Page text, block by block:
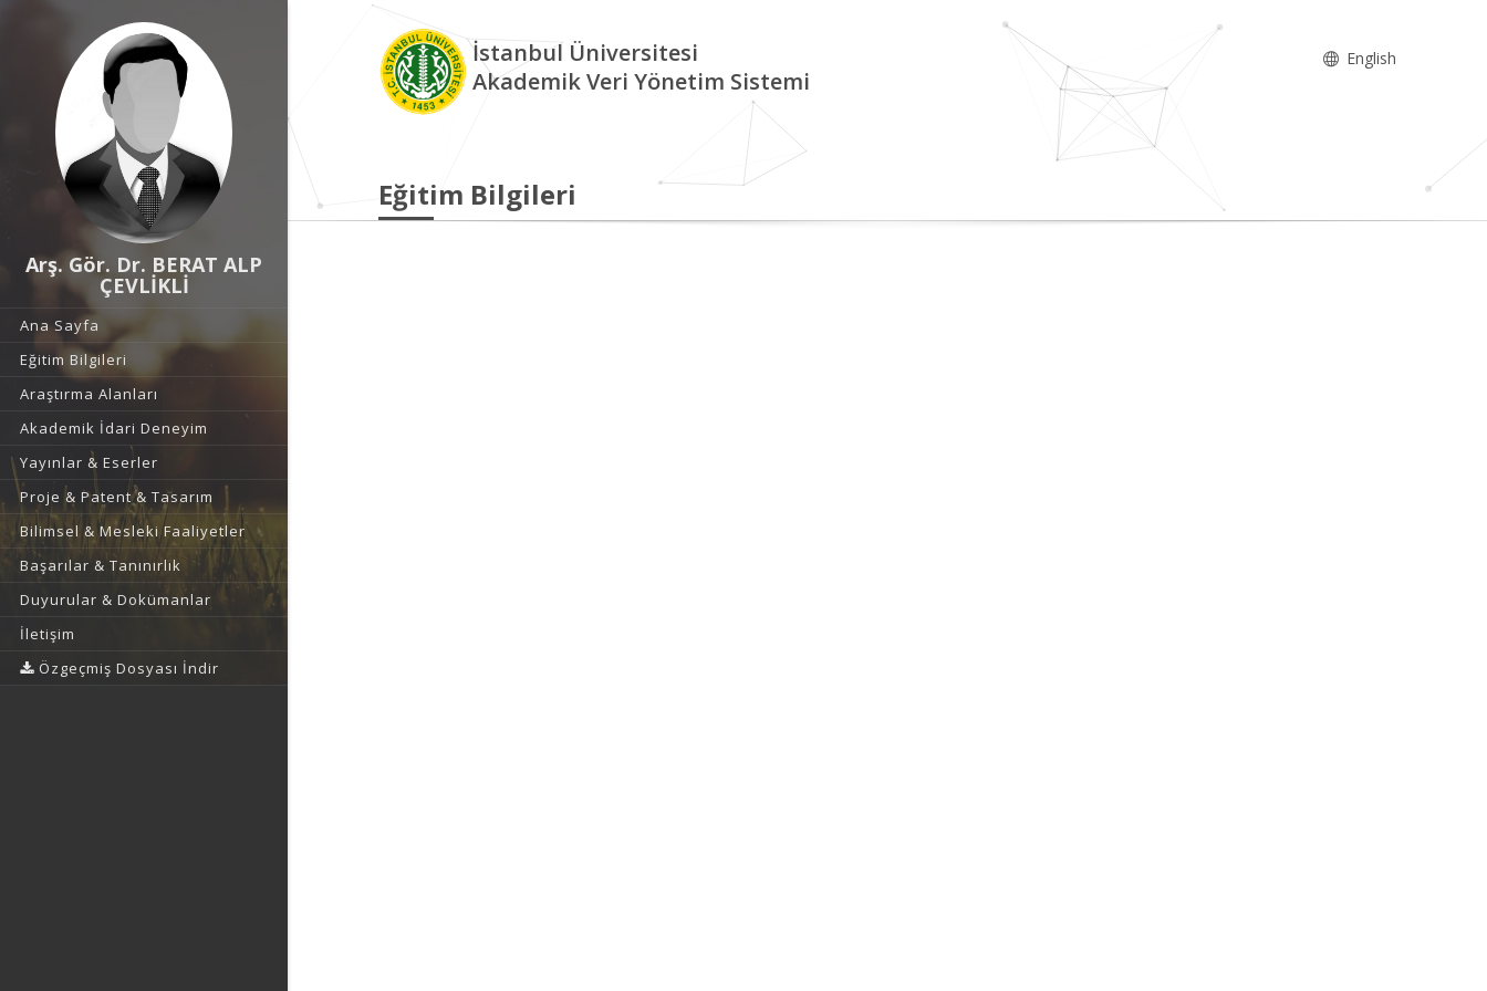
Arş. Gör. Dr. BERAT ALP
ÇEVLİKLİ
Ana Sayfa
Eğitim Bilgileri
Araştırma Alanları
Akademik İdari Deneyim
Yayınlar & Eserler
Proje & Patent & Tasarım
Bilimsel & Mesleki Faaliyetler
Başarılar & Tanınırlık
Duyurular & Dokümanlar
İletişim
Özgeçmiş Dosyası İndir
İstanbul Üniversitesi
Akademik Veri Yönetim Sistemi
English
Eğitim Bilgileri